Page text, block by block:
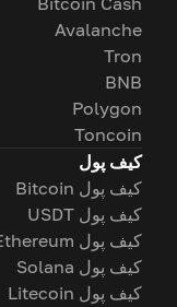
Avalanche
Tron
BNB
Polygon
Toncoin
کیف پول
کیف پول Bitcoin
کیف پول USDT
کیف پول Ethereum
کیف پول Solana
کیف پول Litecoin